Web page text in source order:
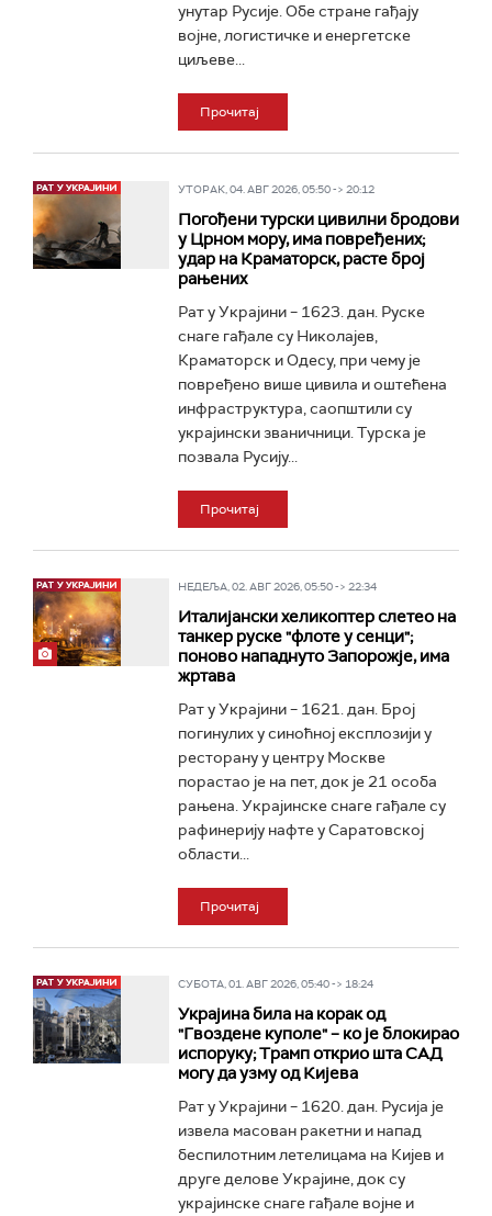
унутар Русије. Обе стране гађају
војне, логистичке и енергетске
циљеве...
Прочитај
УТОРАК, 04. АВГ 2026, 05:50 -> 20:12
Погођени турски цивилни бродови
у Црном мору, има повређених;
удар на Краматорск, расте број
рањених
Рат у Украјини – 1623. дан. Руске
снаге гађале су Николајев,
Краматорск и Одесу, при чему је
повређено више цивила и оштећена
инфраструктура, саопштили су
украјински званичници. Турска је
позвала Русију...
Прочитај
НЕДЕЉА, 02. АВГ 2026, 05:50 -> 22:34
Италијански хеликоптер слетео на
танкер руске "флоте у сенци";
поново нападнуто Запорожје, има
жртава
Рат у Украјини – 1621. дан. Број
погинулих у синоћној експлозији у
ресторану у центру Москве
порастао је на пет, док је 21 особа
рањена. Украјинске снаге гађале су
рафинерију нафте у Саратовској
области...
Прочитај
СУБОТА, 01. АВГ 2026, 05:40 -> 18:24
Украјина била на корак од
"Гвоздене куполе" – ко је блокирао
испоруку; Трамп открио шта САД
могу да узму од Кијева
Рат у Украјини – 1620. дан. Русија је
извела масован ракетни и напад
беспилотним летелицама на Кијев и
друге делове Украјине, док су
украјинске снаге гађале војне и